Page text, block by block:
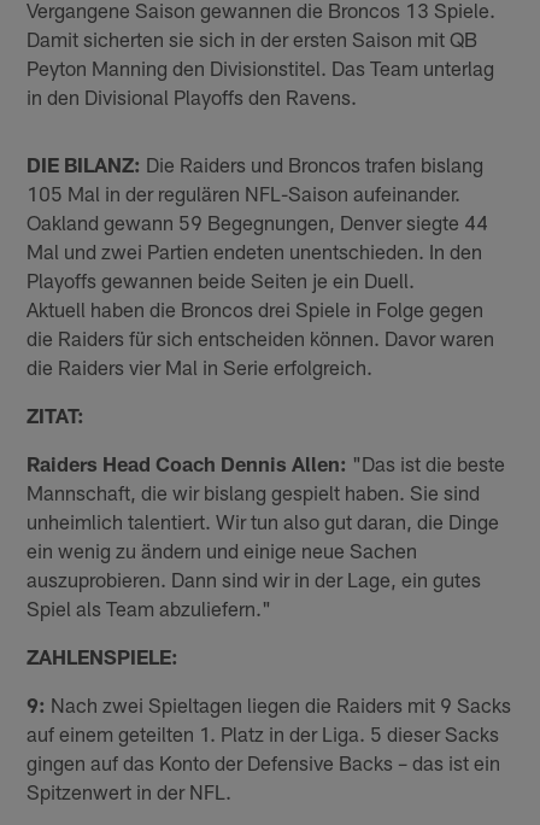
Vergangene Saison gewannen die Broncos 13 Spiele.
Damit sicherten sie sich in der ersten Saison mit QB
Peyton Manning den Divisionstitel. Das Team unterlag
in den Divisional Playoffs den Ravens.
DIE BILANZ: Die Raiders und Broncos trafen bislang
105 Mal in der regulären NFL-Saison aufeinander.
Oakland gewann 59 Begegnungen, Denver siegte 44
Mal und zwei Partien endeten unentschieden. In den
Playoffs gewannen beide Seiten je ein Duell.
Aktuell haben die Broncos drei Spiele in Folge gegen
die Raiders für sich entscheiden können. Davor waren
die Raiders vier Mal in Serie erfolgreich.
ZITAT:
Raiders Head Coach Dennis Allen: "Das ist die beste
Mannschaft, die wir bislang gespielt haben. Sie sind
unheimlich talentiert. Wir tun also gut daran, die Dinge
ein wenig zu ändern und einige neue Sachen
auszuprobieren. Dann sind wir in der Lage, ein gutes
Spiel als Team abzuliefern."
ZAHLENSPIELE:
9: Nach zwei Spieltagen liegen die Raiders mit 9 Sacks
auf einem geteilten 1. Platz in der Liga. 5 dieser Sacks
gingen auf das Konto der Defensive Backs – das ist ein
Spitzenwert in der NFL.